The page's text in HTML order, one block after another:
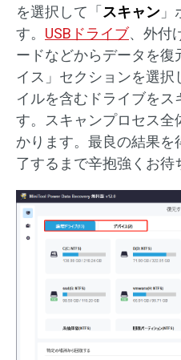
を選択して「 スキャン
す。 USBドライブ、外付
ードなどからデータを
イス」セクションを選択
イルを含むドライブをス
す。スキャンプロセス
かります。最良の結果
了するまで辛抱強くお待